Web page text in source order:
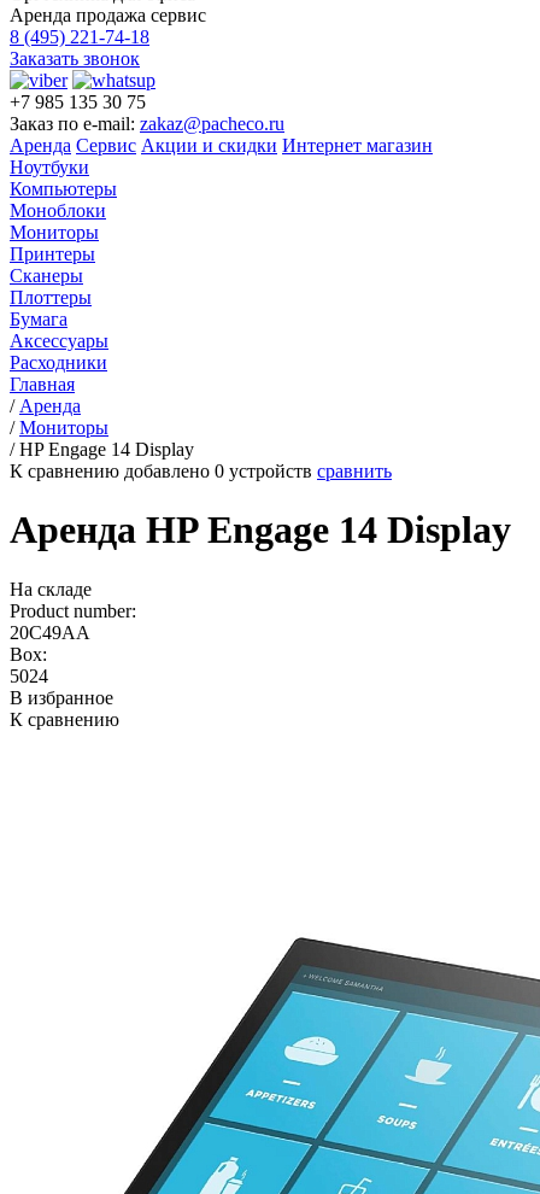
Аренда продажа сервис
8 (495) 221-74-18
Заказать звонок
+7 985 135 30 75
Заказ по e-mail: zakaz@pacheco.ru
Аренда Сервис Акции и скидки Интернет магазин
Ноутбуки
Компьютеры
Моноблоки
Мониторы
Принтеры
Сканеры
Плоттеры
Бумага
Аксессуары
Расходники
Главная
/ Аренда
/Мониторы
/HP Engage 14 Display
К сравнению добавлено 0 устройств сравнить
Аренда HP Engage 14 Display
На складе
Product number:
20C49AA
Box:
5024
В избранное
К сравнению